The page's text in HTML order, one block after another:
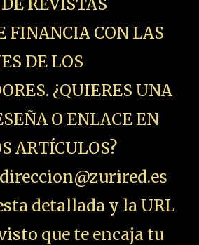
FINANCIA CON LAS
DE LOS
¿QUIERES UNA
O ENLACE EN
ARTÍCULOS?
detallada y la URL
que te encaja tu